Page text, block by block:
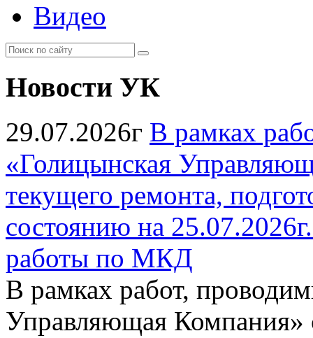
Видео
Новости УК
29.07.2026г В рамках
«Голицынская
текущего ремонта,
состоянию на
работы по МКД
В рамках работ,
Управляющая Компания»